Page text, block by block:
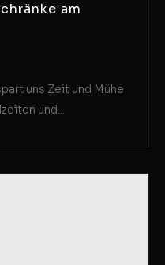
am
uns Zeit und Mühe
und...